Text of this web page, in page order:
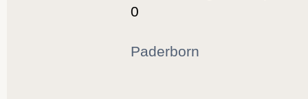
0
Paderborn